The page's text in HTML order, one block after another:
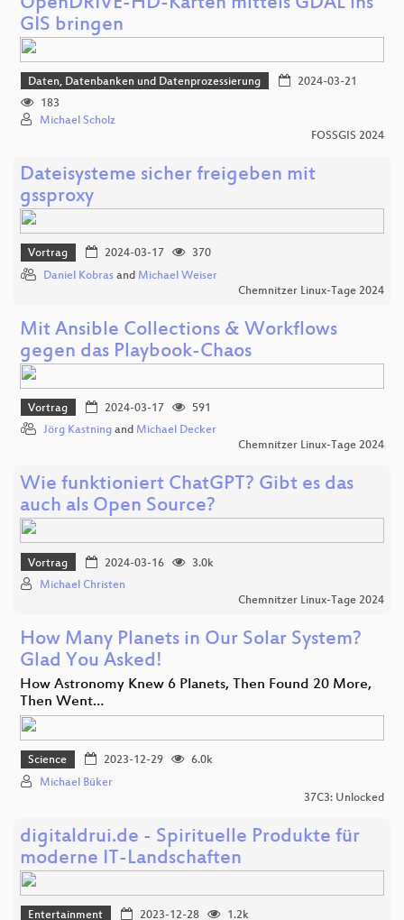
GIS bringen
Daten, Datenbanken und Datenprozessierung
2024-03-21
183
Michael Scholz
FOSSGIS 2024
Dateisysteme sicher freigeben mit
gssproxy
Vortrag 2024-03-17
370
Daniel Kobras and Michael Weiser
Chemnitzer Linux-Tage 2024
Mit Ansible Collections & Workflows
gegen das Playbook-Chaos
Vortrag 2024-03-17
591
Jörg Kastning and Michael Decker
Chemnitzer Linux-Tage 2024
Wie funktioniert ChatGPT? Gibt es das
auch als Open Source?
Vortrag 2024-03-16
3.0k
Michael Christen
Chemnitzer Linux-Tage 2024
How Many Planets in Our Solar System?
Glad You Asked!
How Astronomy Knew 6 Planets, Then Found 20 More,
Then Went…
Science 2023-12-29
6.0k
Michael Büker
37C3: Unlocked
digitaldrui.de - Spirituelle Produkte für
moderne IT-Landschaften
Entertainment 2023-12-28 1.2k